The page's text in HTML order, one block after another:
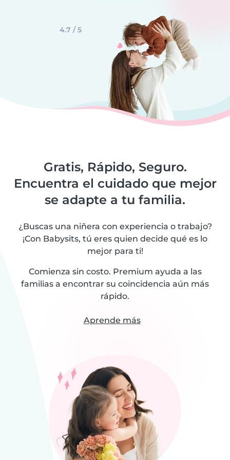
4.7 / 5
Gratis, Rápido, Seguro.
Encuentra el cuidado que mejor
se adapte a tu familia.
¿Buscas una niñera con experiencia o trabajo?
¡Con Babysits, tú eres quien decide qué es lo
mejor para ti!
Comienza sin costo. Premium ayuda a las
familias a encontrar su coincidencia aún más
rápido.
Aprende más